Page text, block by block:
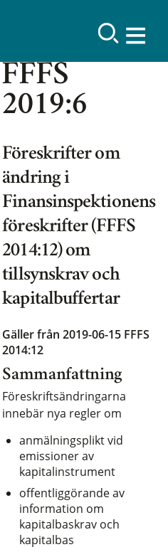
FFFS
2019:6
Föreskrifter om
ändring i
Finansinspektionens
föreskrifter (FFFS
2014:12) om
tillsynskrav och
kapitalbuffertar
Gäller från 2019-06-15 FFFS
2014:12
Sammanfattning
Föreskriftsändringarna
innebär nya regler om
anmälningsplikt vid
emissioner av
kapitalinstrument
offentliggörande av
information om
kapitalbaskrav och
kapitalbas